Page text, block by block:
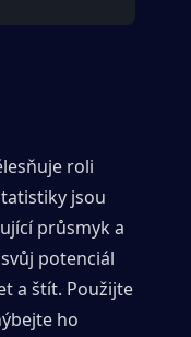
roli
jsou
průsmyk a
potenciál
a štít. Použijte
ho